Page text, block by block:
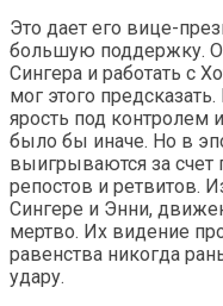
Это дает его вице-
большую поддержку.
Сингера и работать с
мог этого
ярость под контролем
было бы иначе. Но в
выигрываются за счет
репостов и ретвитов.
Сингере и Энни,
мертво. Их видение
равенства никогда
удару.